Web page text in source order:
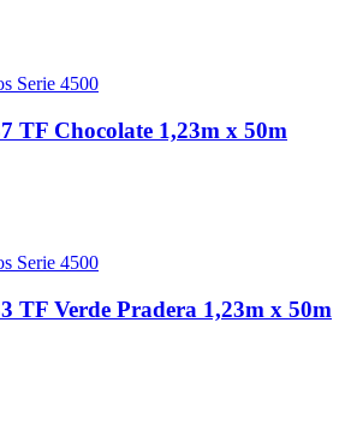
Serie 4500
TF Chocolate 1,23m x 50m
Serie 4500
TF Verde Pradera 1,23m x 50m